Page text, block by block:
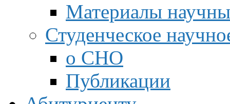
Материалы
Студенческое
о СНО
Публикации